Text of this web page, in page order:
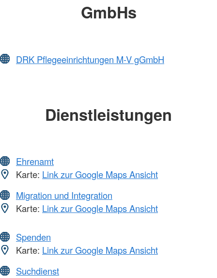
GmbHs
DRK Pflegeeinrichtungen M-V gGmbH
Dienstleistungen
Ehrenamt
Karte: Link zur Google Maps Ansicht
Migration und Integration
Karte: Link zur Google Maps Ansicht
Spenden
Karte: Link zur Google Maps Ansicht
Suchdienst